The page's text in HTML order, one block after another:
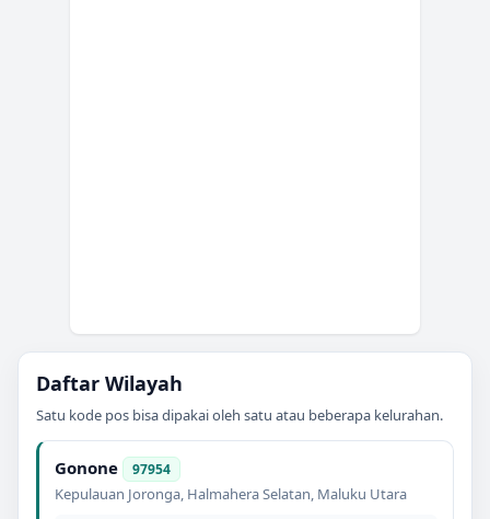
Daftar Wilayah
Satu kode pos bisa dipakai oleh satu atau beberapa kelurahan.
Gonone 97954
Kepulauan Joronga, Halmahera Selatan, Maluku Utara